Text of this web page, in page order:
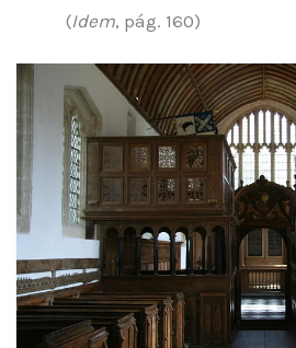
(Idem, pág. 160)